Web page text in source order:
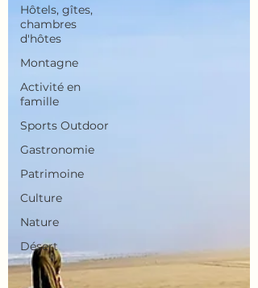
Hôtels, gîtes,
chambres
d'hôtes
Montagne
Activité en
famille
Sports Outdoor
Gastronomie
Patrimoine
Culture
Nature
Désert